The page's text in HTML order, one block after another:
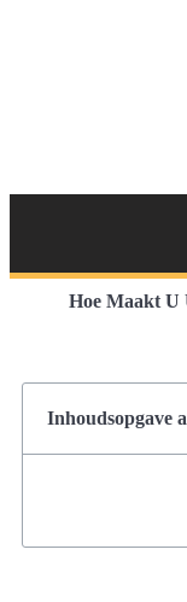
Hoe Maakt U
Inhoudsopgave